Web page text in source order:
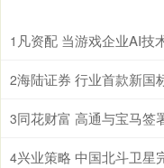
1 凡资配 当游戏企业AI技
2
3
4兴业策略 中国北斗卫星